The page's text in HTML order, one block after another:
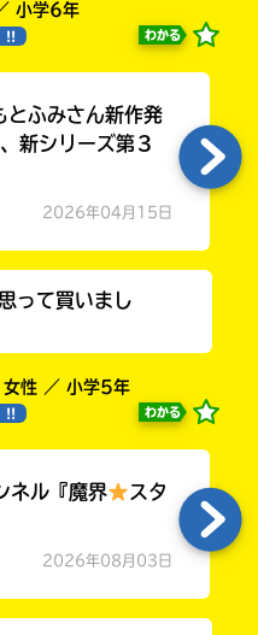
小学6年
!! わかる
とふみさん新作発
新シリーズ第３
2026年04月15日
って買いまし
女性 ／ 小学5年
!! わかる
ル『魔界
スタ
2026年08月03日